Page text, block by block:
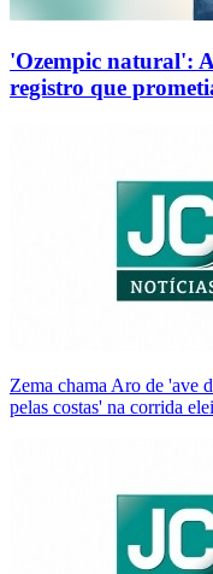
'Ozempic natural':
registro que
Zema chama Aro de 'ave
pelas costas' na corrida